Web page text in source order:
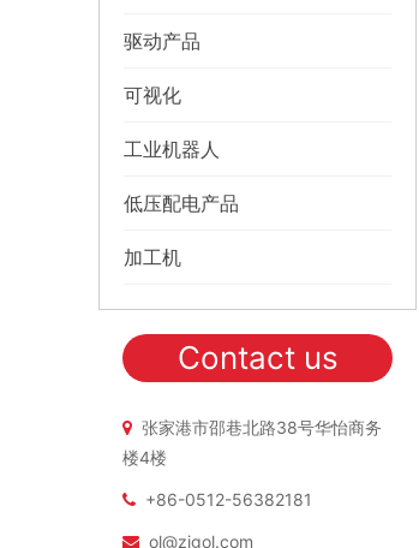
驱动产品
可视化
工业机器人
低压配电产品
加工机
Contact us
张家港市邵巷北路38号华怡商务
楼4楼
+86-0512-56382181
ol@zjgol.com